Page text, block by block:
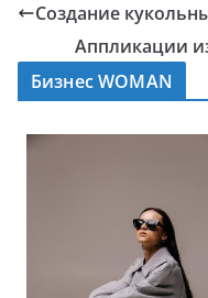
Создание
Аппликации
Бизнес WOMAN